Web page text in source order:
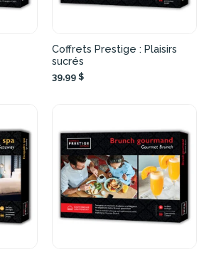
Coffrets Prestige : Plaisirs
sucrés
39,99 $